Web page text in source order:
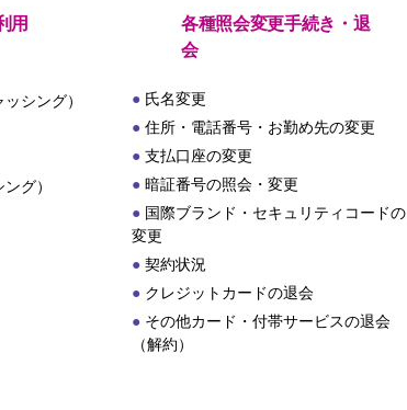
用
シング）
グ）
各種照会変更手続き・退
会
氏名変更
住所・電話番号・お勤め先の変更
支払口座の変更
暗証番号の照会・変更
国際ブランド・セキュリティコードの
変更
契約状況
クレジットカードの退会
その他カード・付帯サービスの退会
（解約）